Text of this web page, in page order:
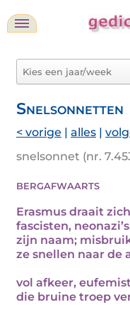
Snelsonnetten
< vorige | alles |
snelsonnet (nr.
bergafwaarts
Erasmus draait
fascisten,
zijn naam;
ze snellen naar de
vol afkeer,
die bruine troep